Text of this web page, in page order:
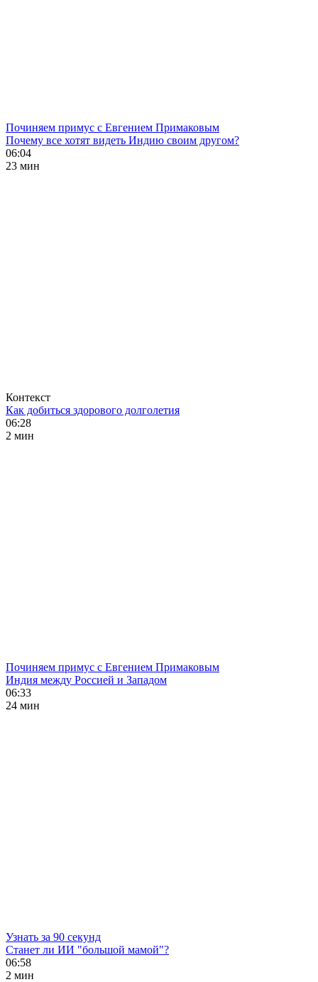
Починяем примус с Евгением Примаковым
Почему все хотят видеть Индию своим другом?
06:04
23 мин
Контекст
Как добиться здорового долголетия
06:28
2 мин
Починяем примус с Евгением Примаковым
Индия между Россией и Западом
06:33
24 мин
Узнать за 90 секунд
Станет ли ИИ "большой мамой"?
06:58
2 мин